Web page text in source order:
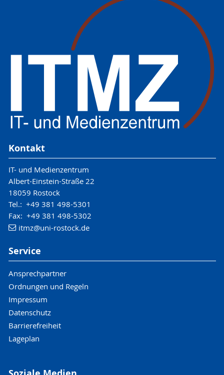
Kontakt
IT- und Medienzentrum
Albert-Einstein-Straße 22
18059 Rostock
Tel.: +49 381 498-5301
Fax: +49 381 498-5302
itmz@uni-rostock.de
Service
Ansprechpartner
Ordnungen und Regeln
Impressum
Datenschutz
Barrierefreiheit
Lageplan